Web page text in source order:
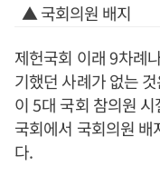
▲ 국회의원 배지
제헌국회 이래9차례
기했던 사례가 없는
이5대 국회 참의원 시
국회에서 국회의원 배
다.